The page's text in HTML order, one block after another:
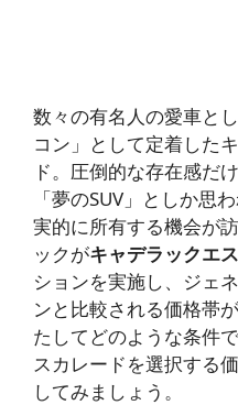
数々の有名人の愛車と
コン」として定着した
ド。圧倒的な存在感だ
「夢のSUV」としか思
実的に所有する機会が
ックがキャデラックエ
ションを実施し、ジェ
ンと比較される価格帯
たしてどのような条件
スカレードを選択する
してみましょう。